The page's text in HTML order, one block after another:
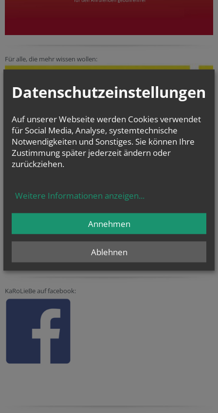
Für alle, die mehr wissen wollen:
KaRoLieBe auf facebook:
Datenschutzeinstellungen
Auf unserer Webseite werden Cookies verwendet
für Social Media, Analyse, systemtechnische
Notwendigkeiten und Sonstiges. Sie können Ihre
Zustimmung später jederzeit ändern oder
zurückziehen.
Weitere Informationen anzeigen...
Ablehnen
Annehmen